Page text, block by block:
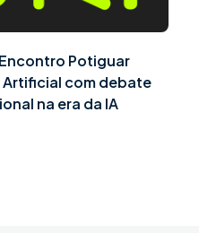
Potiguar
com debate
na era da IA